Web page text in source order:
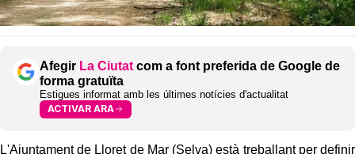
Afegir La Ciutat com a font preferida de Google de
forma gratuïta
Estigues informat amb les últimes notícies d'actualitat
ACTIVAR ARA
L'Ajuntament de Lloret de Mar (Selva) està treballant per definir